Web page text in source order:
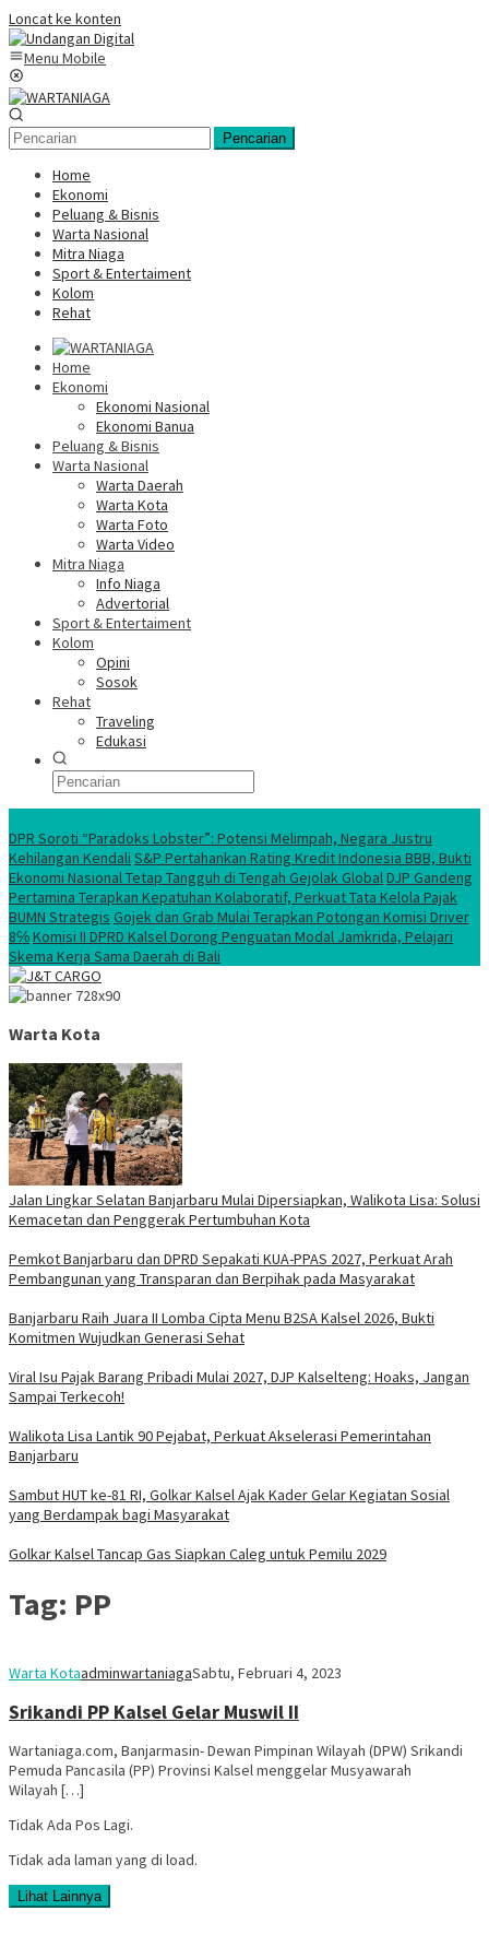
Loncat ke konten
Menu Mobile
Pencarian
Home
Ekonomi
Peluang & Bisnis
Warta Nasional
Mitra Niaga
Sport & Entertaiment
Kolom
Rehat
Home
Ekonomi
Ekonomi Nasional
Ekonomi Banua
Peluang & Bisnis
Warta Nasional
Warta Daerah
Warta Kota
Warta Foto
Warta Video
Mitra Niaga
Info Niaga
Advertorial
Sport & Entertaiment
Kolom
Opini
Sosok
Rehat
Traveling
Edukasi
DPR Soroti “Paradoks Lobster”: Potensi Melimpah, Negara Justru
Kehilangan Kendali S&P Pertahankan Rating Kredit Indonesia BBB, Bukti
Ekonomi Nasional Tetap Tangguh di Tengah Gejolak GlobalDJP Gandeng
Pertamina Terapkan Kepatuhan Kolaboratif, Perkuat Tata Kelola Pajak
BUMN Strategis Gojek dan Grab Mulai Terapkan Potongan Komisi Driver
8℅Komisi II DPRD Kalsel Dorong Penguatan Modal Jamkrida, Pelajari
Skema Kerja Sama Daerah di Bali
Warta Kota
Jalan Lingkar Selatan Banjarbaru Mulai Dipersiapkan, Walikota Lisa: Solusi
Kemacetan dan Penggerak Pertumbuhan Kota
Pemkot Banjarbaru dan DPRD Sepakati KUA-PPAS 2027, Perkuat Arah
Pembangunan yang Transparan dan Berpihak pada Masyarakat
Banjarbaru Raih Juara II Lomba Cipta Menu B2SA Kalsel 2026, Bukti
Komitmen Wujudkan Generasi Sehat
Viral Isu Pajak Barang Pribadi Mulai 2027, DJP Kalselteng: Hoaks, Jangan
Sampai Terkecoh!
Walikota Lisa Lantik 90 Pejabat, Perkuat Akselerasi Pemerintahan
Banjarbaru
Sambut HUT ke-81 RI, Golkar Kalsel Ajak Kader Gelar Kegiatan Sosial
yang Berdampak bagi Masyarakat
Golkar Kalsel Tancap Gas Siapkan Caleg untuk Pemilu 2029
Tag: PP
Warta KotaadminwartaniagaSabtu, Februari 4, 2023
Srikandi PP Kalsel Gelar Muswil II
Wartaniaga.com, Banjarmasin- Dewan Pimpinan Wilayah (DPW) Srikandi
Pemuda Pancasila (PP) Provinsi Kalsel menggelar Musyawarah
Wilayah […]
Tidak Ada Pos Lagi.
Tidak ada laman yang di load.
Lihat Lainnya